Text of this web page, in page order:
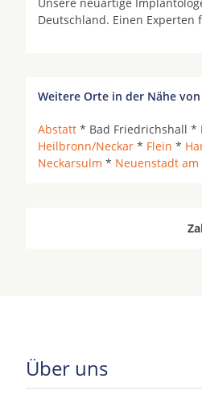
Deutschland. Einen
Weitere Orte in der Nähe
Abstatt * Bad Friedrichshall *
Heilbronn/Neckar * Flein *
Neckarsulm * Neuenstadt am
Über uns